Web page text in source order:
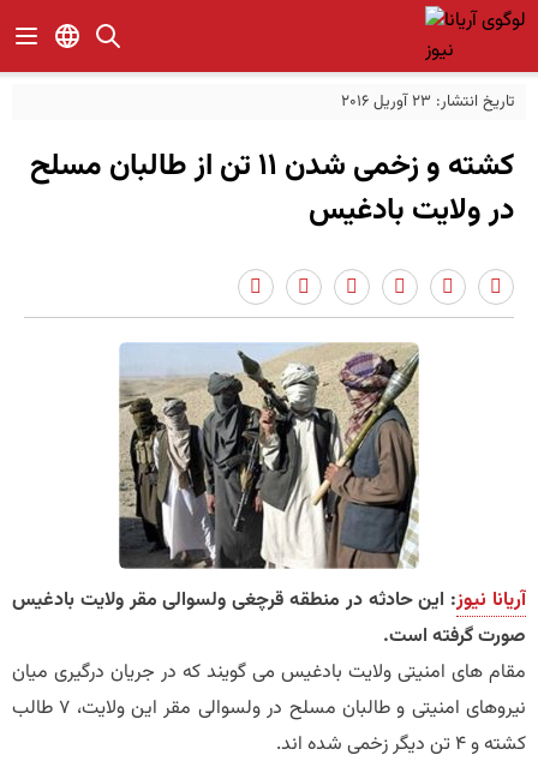
تاریخ انتشار: 23 آوریل 2016
کشته و زخمی شدن 11 تن از طالبان مسلح
در ولایت بادغیس
آریانا نیوز: این حادثه در منطقه قرچغی ولسوالی مقر ولایت بادغیس
صورت گرفته است.
مقام های امنیتی ولایت بادغیس می گویند که در جریان درگیری میان
نیروهای امنیتی و طالبان مسلح در ولسوالی مقر این ولایت، ۷ طالب
کشته و ۴ تن دیگر زخمی شده اند.